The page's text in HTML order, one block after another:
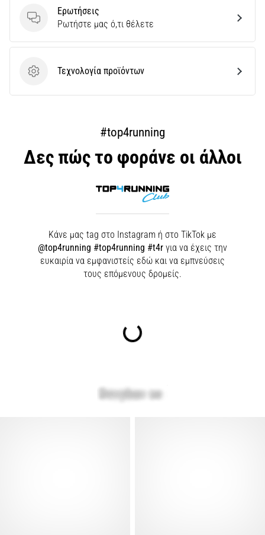
Εμφάνιση
των
Ερωτήσεις
Ερωτήσεις
Ρωτήστε μας ό,τι θέλετε
Τεχνολογία προϊόντων
Τεχνολογία προϊόντων
#top4running
Δες πώς το φοράνε οι άλλοι
Κάνε μας tag στο Instagram ή στο TikTok με
@top4running #top4running #t4r για να έχεις την
ευκαιρία να εμφανιστείς εδώ και να εμπνεύσεις
τους επόμενους δρομείς.